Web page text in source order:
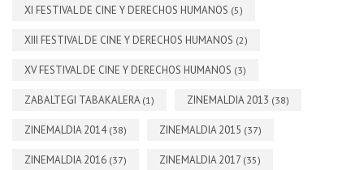
XI FESTIVAL DE CINE Y DERECHOS HUMANOS (5)
XIII FESTIVAL DE CINE Y DERECHOS HUMANOS (2)
XV FESTIVAL DE CINE Y DERECHOS HUMANOS (3)
ZABALTEGI TABAKALERA (1) ZINEMALDIA 2013 (38)
ZINEMALDIA 2014 (38) ZINEMALDIA 2015 (37)
ZINEMALDIA 2016 (37) ZINEMALDIA 2017 (35)